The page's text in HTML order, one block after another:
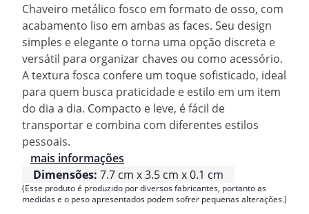
Chaveiro metálico fosco em formato de osso, com
acabamento liso em ambas as faces. Seu design
simples e elegante o torna uma opção discreta e
versátil para organizar chaves ou como acessório.
A textura fosca confere um toque sofisticado, ideal
para quem busca praticidade e estilo em um item
do dia a dia. Compacto e leve, é fácil de
transportar e combina com diferentes estilos
pessoais.
mais informações
Dimensões: 7.7 cm x 3.5 cm x 0.1 cm
(Esse produto é produzido por diversos fabricantes, portanto as
medidas e o peso apresentados podem sofrer pequenas alterações.)